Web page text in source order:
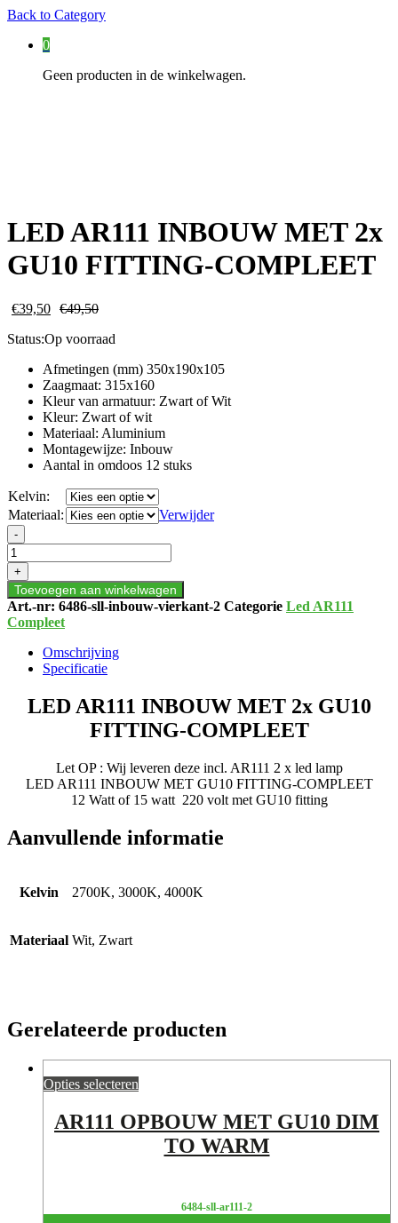
Back to Category
0
Geen producten in de winkelwagen.
LED AR111 INBOUW MET 2x
GU10 FITTING-COMPLEET
€39,50 €49,50
Status:Op voorraad
Afmetingen (mm) 350x190x105
Zaagmaat: 315x160
Kleur van armatuur: Zwart of Wit
Kleur: Zwart of wit
Materiaal: Aluminium
Montagewijze: Inbouw
Aantal in omdoos 12 stuks
Kelvin:
Materiaal:
Verwijder
LED
AR111
INBOUW
MET
2x
GU10
FITTING-
aantal
-
+
Toevoegen aan winkelwagen
Art.-nr: 6486-sll-inbouw-vierkant-2 Categorie Led AR111
Compleet
Omschrijving
Specificatie
LED AR111 INBOUW MET 2x GU10
FITTING-COMPLEET
Let OP : Wij leveren deze incl. AR111 2 x led lamp
LED AR111 INBOUW MET GU10 FITTING-COMPLEET
12 Watt of 15 watt 220 volt met GU10 fitting
Aanvullende informatie
Kelvin 2700K, 3000K, 4000K
Materiaal Wit, Zwart
Gerelateerde producten
Opties selecteren
AR111 OPBOUW MET GU10 DIM
TO WARM
6484-sll-ar111-2